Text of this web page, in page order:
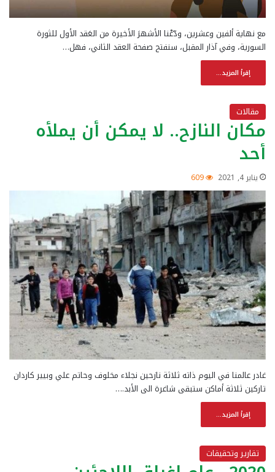
مع نهاية ألفين وعشرين، ودّعْنا الأشهرَ الأخيرة من العَقد الأول للثورة
السورية، وفي آذار المقبل، سنفتح صفحة العقد الثاني، فهل…
إقرأ المزيد...
مقالات
مكان النازح.. لا يمكن أن يملأه
أحد
يناير 4, 2021 609
غادر عالمنا في اليوم ذاته ثلاثة نازحين نجلاء مخلوف وحاتم علي وبيير كاردان
تاركين ثلاثة أماكن ستبقى شاغرة الى الأبد.…
إقرأ المزيد...
تقارير وتحقيقات